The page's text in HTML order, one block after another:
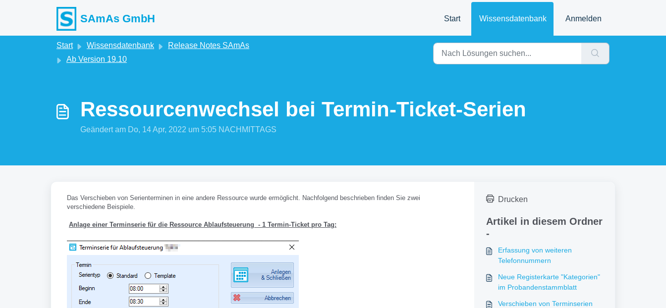
SAmAs GmbH Start Wissensdatenbank Anmelden
Start Wissensdatenbank
Release Notes SAmAs
Ab Version 19.10
Ressourcenwechsel bei Termin-Ticket-Serien
Geändert am Do, 14 Apr, 2022 um 5:05 NACHMITTAGS
Das Verschieben von Serienterminen in eine andere Ressource wurde ermöglicht. Nachfolgend beschrieben finden Sie zwei
verschiedene Beispiele.
Anlage einer Terminserie für die Ressource Ablaufsteuerung - 1 Termin-Ticket pro Tag:
Drucken
Artikel in diesem Ordner
-
Erfassung von weiteren
Telefonnummern
Neue Registerkarte "Kategorien"
im Probandenstammblatt
Verschieben von Terminserien